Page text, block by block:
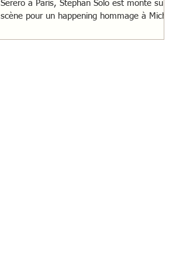
Serero à Paris, Stephan Solo est monté sur
scène pour un happening hommage à